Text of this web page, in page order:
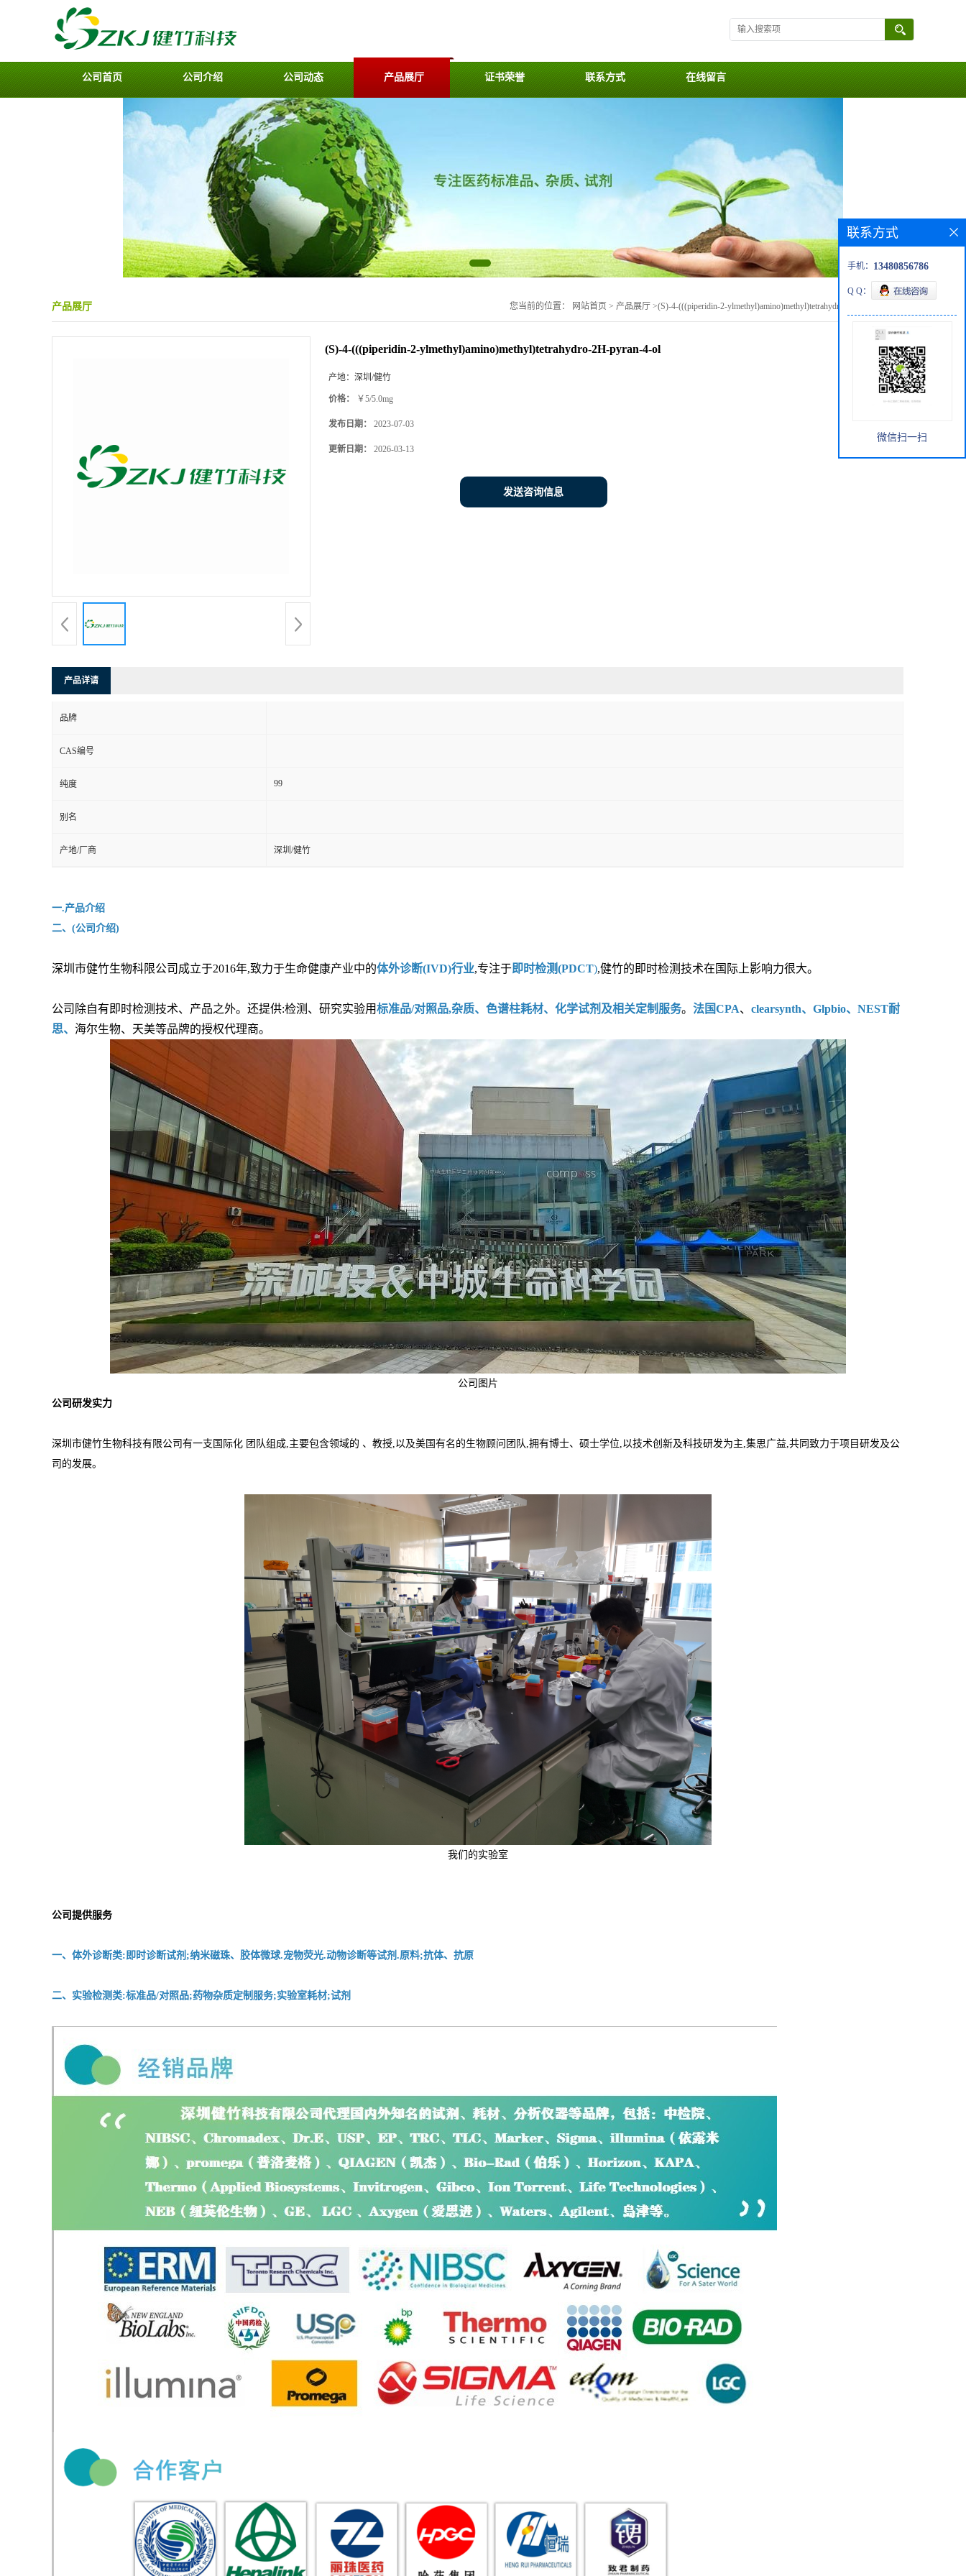
公司首页 公司介绍 公司动态 产品展厅 证书荣誉 联系方式 在线留言
产品展厅 您当前的位置： 网站首页 > 产品展厅 >(S)-4-(((piperidin-2-ylmethyl)amino)methyl)tetrahydro-2H-pyran-4-ol
(S)-4-(((piperidin-2-ylmethyl)amino)methyl)tetrahydro-2H-pyran-4-ol
产地： 深圳/健竹
价格： ￥5/5.0mg
发布日期： 2023-07-03
更新日期： 2026-03-13
发送咨询信息
产品详请
品牌
CAS编号
纯度 99
别名
产地/厂商 深圳/健竹
一.产品介绍
二、(公司介绍)
深圳市健竹生物科限公司成立于2016年,致力于生命健康产业中的体外诊断(IVD)行业,专注于即时检测(PDCT),健竹的即时检测技术在国际上影响力很大。
公司除自有即时检测技术、产品之外。还提供:检测、研究实验用标准品/对照品,杂质、色谱柱耗材、化学试剂及相关定制服务。 法国CPA、 clearsynth、Glpbio、NEST耐
思、 海尔生物、天美等品牌的授权代理商。
公司图片
公司研发实力
深圳市健竹生物科技有限公司有一支国际化 团队组成,主要包含领域的 、教授,以及美国有名的生物顾问团队,拥有博士、硕士学位,以技术创新及科技研发为主,集思广益,共同致力于项目研发及公
司的发展。
我们的实验室
公司提供服务
一、体外诊断类:即时诊断试剂;纳米磁珠、胶体微球.宠物荧光.动物诊断等试剂.原料;抗体、抗原
二、实验检测类:标准品/对照品;药物杂质定制服务;实验室耗材;试剂
联系方式
手机： 13480856786
Q Q：
微信扫一扫